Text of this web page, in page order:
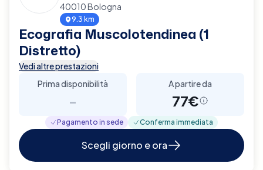
40010 Bologna
9.3 km
Ecografia Muscolotendinea (1
Distretto)
Vedi altre prestazioni
Prima disponibilità
-
A partire da
77€
Pagamento in sede Conferma immediata
Scegli giorno e ora